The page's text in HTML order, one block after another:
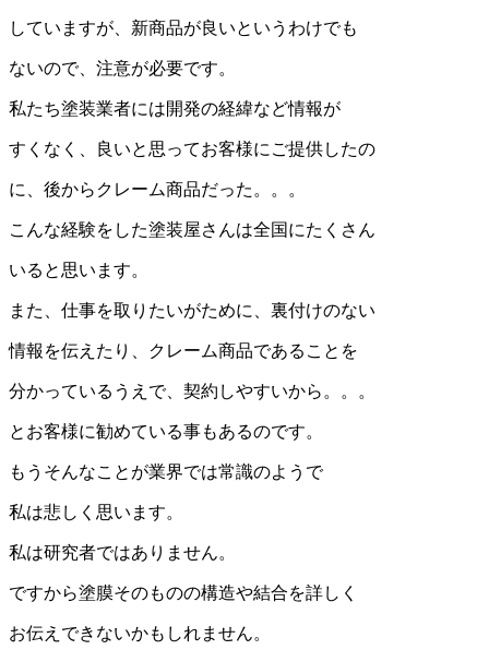
していますが、新商品が良いというわけでも
ないので、注意が必要です。
私たち塗装業者には開発の経緯など情報が
すくなく、良いと思ってお客様にご提供したの
に、後からクレーム商品だった。。。
こんな経験をした塗装屋さんは全国にたくさん
いると思います。
また、仕事を取りたいがために、裏付けのない
情報を伝えたり、クレーム商品であることを
分かっているうえで、契約しやすいから。。。
とお客様に勧めている事もあるのです。
もうそんなことが業界では常識のようで
私は悲しく思います。
私は研究者ではありません。
ですから塗膜そのものの構造や結合を詳しく
お伝えできないかもしれません。